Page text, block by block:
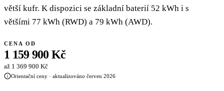
větší kufr. K dispozici se základní baterií 52 kWh i s
většími 77 kWh (RWD) a 79 kWh (AWD).
CENA OD
1 159 900 Kč
až 1 369 900 Kč
Orientační ceny · aktualizováno červen 2026